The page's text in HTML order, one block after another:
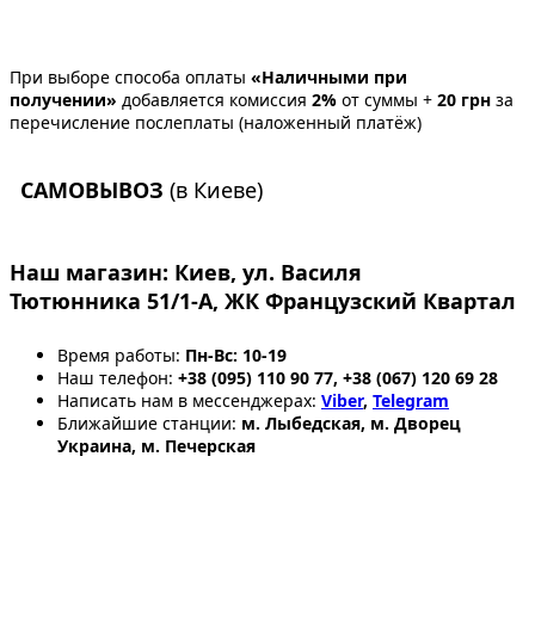
При выборе способа оплаты «Наличными при
получении» добавляется комиссия 2% от суммы + 20 грн за
перечисление послеплаты (наложенный платёж)
САМОВЫВОЗ (в Киеве)
Наш магазин: Киев, ул. Василя
Тютюнника 51/1-А, ЖК Французский Квартал
Время работы: Пн-Вс: 10-19
Наш телефон: +38 (095) 110 90 77, +38 (067) 120 69 28
Написать нам в мессенджерах: Viber, Telegram
Ближайшие станции: м. Лыбедская, м. Дворец
Украина, м. Печерская